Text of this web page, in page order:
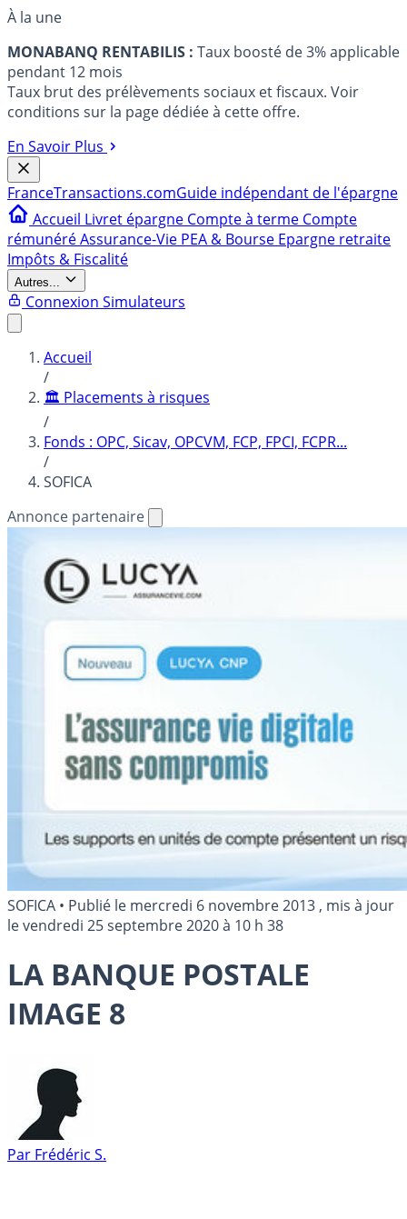
À la une
MONABANQ RENTABILIS : Taux boosté de 3% applicable
pendant 12 mois
Taux brut des prélèvements sociaux et fiscaux. Voir
conditions sur la page dédiée à cette offre.
En Savoir Plus
FranceTransactions.comGuide indépendant de l'épargne
Accueil Livret épargne Compte à terme Compte
rémunéréAssurance-Vie PEA & Bourse Epargne retraite
Impôts & Fiscalité
Autres...
Connexion Simulateurs
Accueil
/
🏛️ Placements à risques
/
Fonds : OPC, Sicav, OPCVM, FCP, FPCI, FCPR...
/
SOFICA
Annonce partenaire
SOFICA • Publié le mercredi 6 novembre 2013 , mis à jour
levendredi 25 septembre 2020 à 10 h 38
LA BANQUE POSTALE
IMAGE 8
Par Frédéric S.